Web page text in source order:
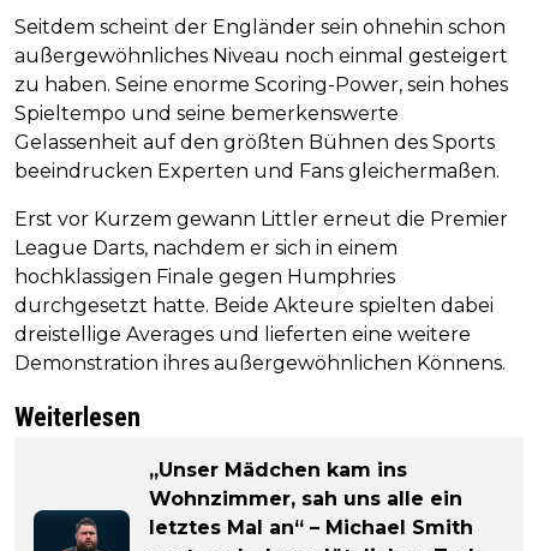
Seitdem scheint der Engländer sein ohnehin schon
außergewöhnliches Niveau noch einmal gesteigert
zu haben. Seine enorme Scoring-Power, sein hohes
Spieltempo und seine bemerkenswerte
Gelassenheit auf den größten Bühnen des Sports
beeindrucken Experten und Fans gleichermaßen.
Erst vor Kurzem gewann Littler erneut die Premier
League Darts, nachdem er sich in einem
hochklassigen Finale gegen Humphries
durchgesetzt hatte. Beide Akteure spielten dabei
dreistellige Averages und lieferten eine weitere
Demonstration ihres außergewöhnlichen Könnens.
Weiterlesen
„Unser Mädchen kam ins
Wohnzimmer, sah uns alle ein
letztes Mal an“ – Michael Smith